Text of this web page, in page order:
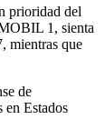
prioridad del
1, sienta
mientras que
de
Estados